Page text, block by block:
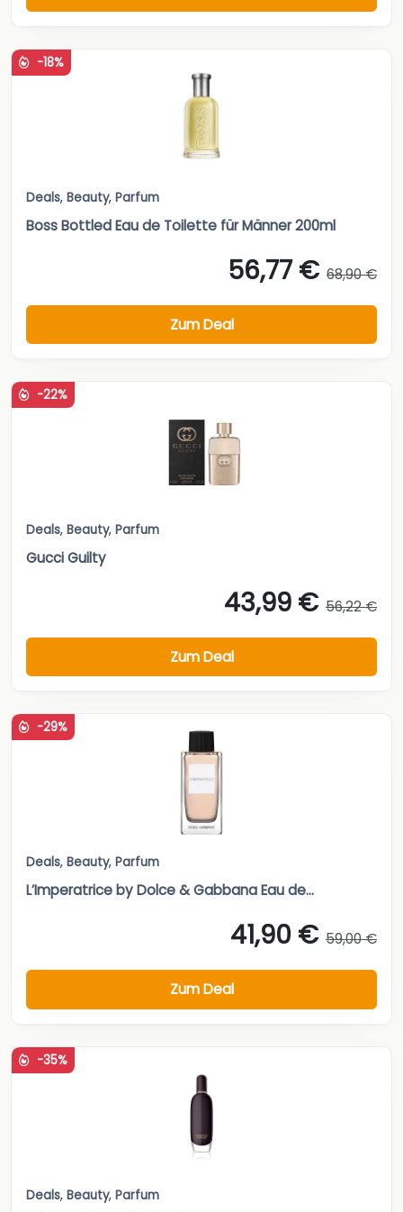
-18%
Deals, Beauty, Parfum
Boss Bottled Eau de Toilette für Männer 200ml
56,77 € 68,90 €
Zum Deal
-22%
Deals, Beauty, Parfum
Gucci Guilty
43,99 € 56,22 €
Zum Deal
-29%
Deals, Beauty, Parfum
L’Imperatrice by Dolce & Gabbana Eau de...
41,90 € 59,00 €
Zum Deal
-35%
Deals, Beauty, Parfum